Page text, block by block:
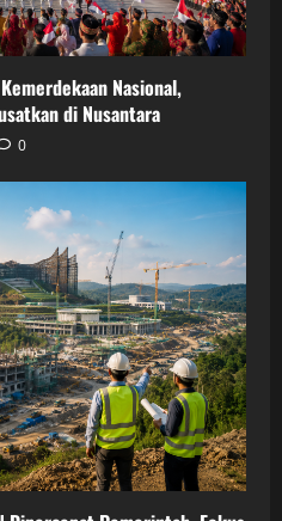
Nasional,
di Nusantara
0